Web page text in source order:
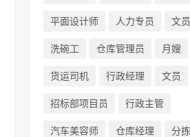
平面设计师 人力专员 文员
洗碗工 仓库管理员 月嫂
货运司机 行政经理 文员
招标部项目员 行政主管
汽车美容师 仓库经理 分